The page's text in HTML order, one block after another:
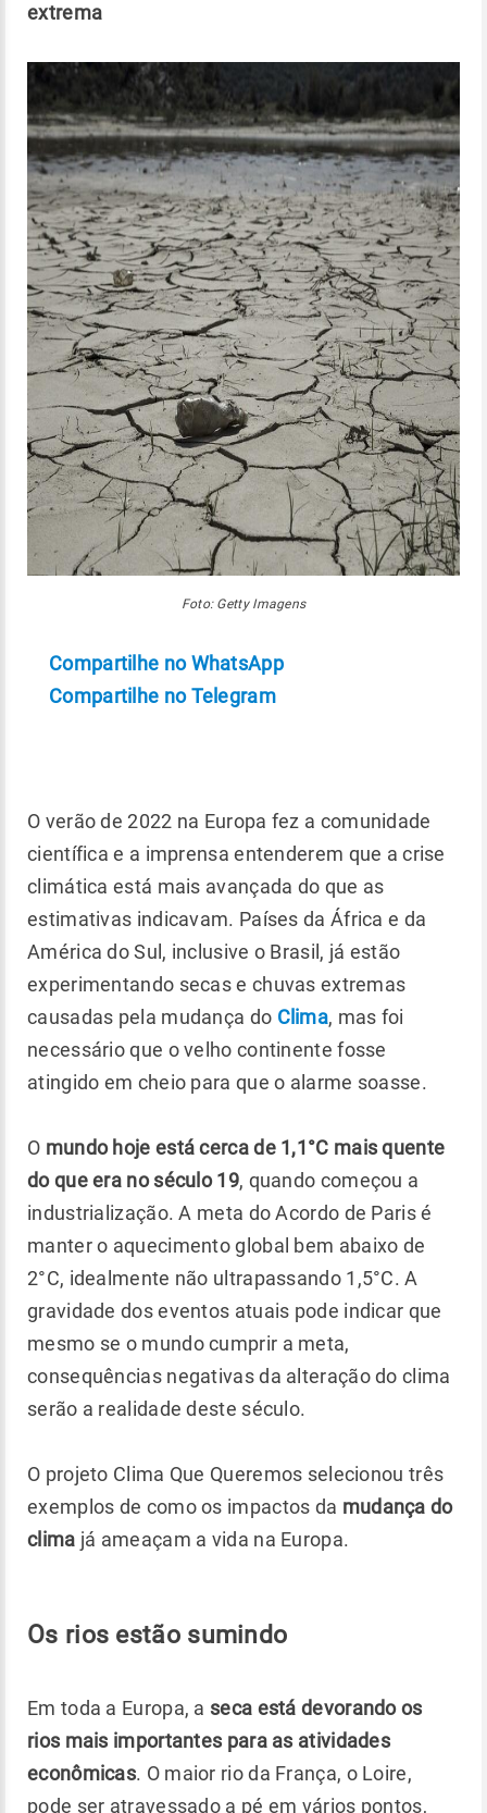
extrema
Foto: Getty Imagens
Compartilhe no WhatsApp
Compartilhe no Telegram
O verão de 2022 na Europa fez a comunidade
científica e a imprensa entenderem que a crise
climática está mais avançada do que as
estimativas indicavam. Países da África e da
América do Sul, inclusive o Brasil, já estão
experimentando secas e chuvas extremas
causadas pela mudança do Clima, mas foi
necessário que o velho continente fosse
atingido em cheio para que o alarme soasse.
O mundo hoje está cerca de 1,1°C mais quente
do que era no século 19, quando começou a
industrialização. A meta do Acordo de Paris é
manter o aquecimento global bem abaixo de
2°C, idealmente não ultrapassando 1,5°C. A
gravidade dos eventos atuais pode indicar que
mesmo se o mundo cumprir a meta,
consequências negativas da alteração do clima
serão a realidade deste século.
O projeto Clima Que Queremos selecionou três
exemplos de como os impactos da mudança do
clima já ameaçam a vida na Europa.
Os rios estão sumindo
Em toda a Europa, a seca está devorando os
rios mais importantes para as atividades
econômicas. O maior rio da França, o Loire,
pode ser atravessado a pé em vários pontos,